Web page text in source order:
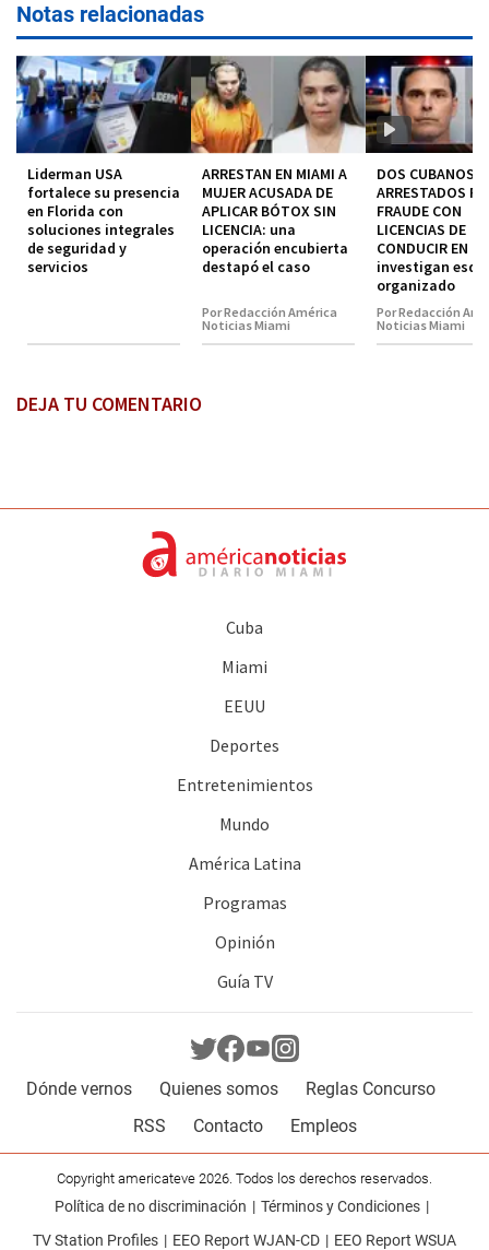
Notas relacionadas
Liderman USA
fortalece su presencia
en Florida con
soluciones integrales
de seguridad y
servicios
ARRESTAN EN MIAMI A
MUJER ACUSADA DE
APLICAR BÓTOX SIN
LICENCIA: una
operación encubierta
destapó el caso
Por Redacción América
Noticias Miami
DOS CUBANOS
ARRESTADOS
FRAUDE CON
LICENCIAS DE
CONDUCIR EN
investigan
organizado
Por Redacción
Noticias Miami
DEJA TU COMENTARIO
Cuba
Miami
EEUU
Deportes
Entretenimientos
Mundo
América Latina
Programas
Opinión
Guía TV
Dónde vernos Quienes somos
Reglas Concurso
RSS
Contacto Empleos
Copyright americateve 2026. Todos los derechos reservados.
Política de no discriminación
Términos y Condiciones
TV Station Profiles
EEO Report WJAN-CD EEO Report WSUA